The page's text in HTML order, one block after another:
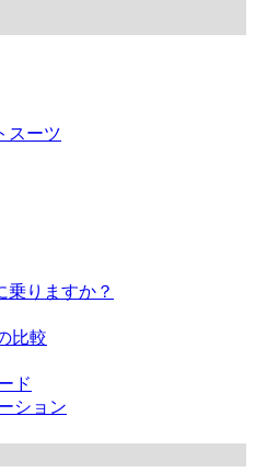
スーツ
乗りますか？
比較
ド
ション